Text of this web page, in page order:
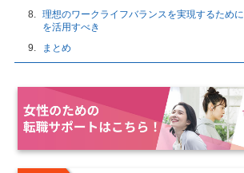
理想のワークライフバランスを実現するため
を活用すべき
まとめ